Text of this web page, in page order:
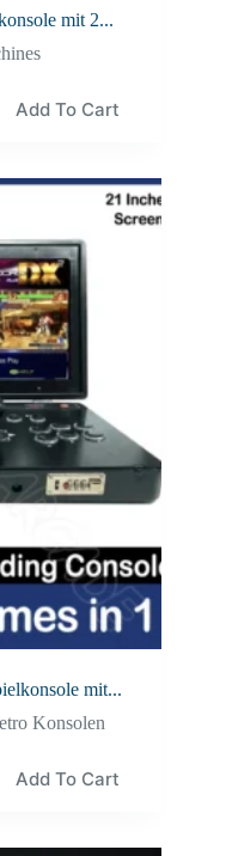
mit 2...
Add To Cart
mit...
Konsolen
Add To Cart